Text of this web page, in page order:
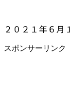
２０２１年６月
スポンサーリンク